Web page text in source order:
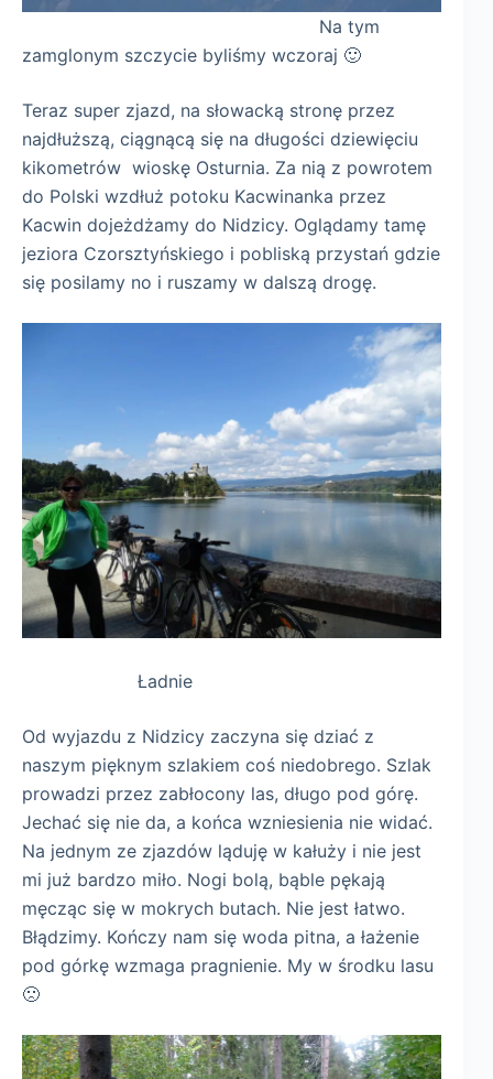
Na tym
zamglonym szczycie byliśmy wczoraj 🙂
Teraz super zjazd, na słowacką stronę przez
najdłuższą, ciągnącą się na długości dziewięciu
kikometrów wioskę Osturnia. Za nią z powrotem
do Polski wzdłuż potoku Kacwinanka przez
Kacwin dojeżdżamy do Nidzicy. Oglądamy tamę
jeziora Czorsztyńskiego i pobliską przystań gdzie
się posilamy no i ruszamy w dalszą drogę.
Ładnie
Od wyjazdu z Nidzicy zaczyna się dziać z
naszym pięknym szlakiem coś niedobrego. Szlak
prowadzi przez zabłocony las, długo pod górę.
Jechać się nie da, a końca wzniesienia nie widać.
Na jednym ze zjazdów ląduję w kałuży i nie jest
mi już bardzo miło. Nogi bolą, bąble pękają
męcząc się w mokrych butach. Nie jest łatwo.
Błądzimy. Kończy nam się woda pitna, a łażenie
pod górkę wzmaga pragnienie. My w środku lasu
🙁